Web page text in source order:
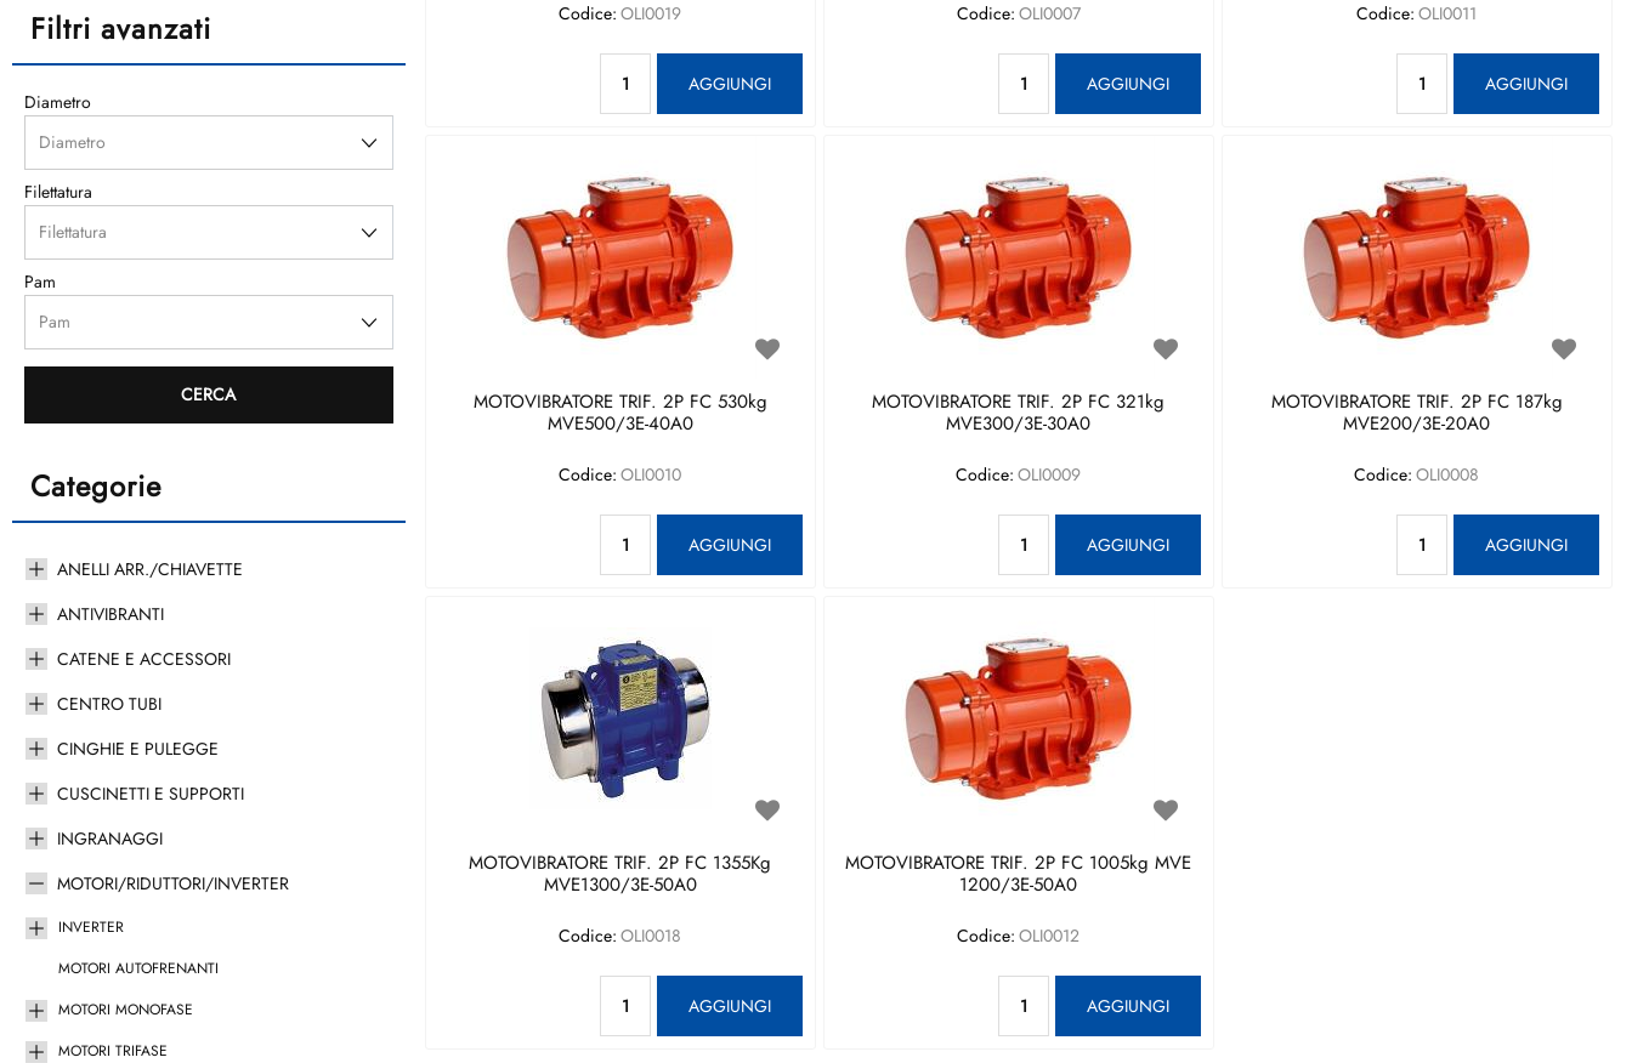
Filtri avanzati
Diametro
Filettatura
Pam
Categorie
ANELLI ARR./CHIAVETTE
ANTIVIBRANTI
CATENE E ACCESSORI
CENTRO TUBI
CINGHIE E PULEGGE
CUSCINETTI E SUPPORTI
INGRANAGGI
MOTORI/RIDUTTORI/INVERTER
INVERTER
MOTORI AUTOFRENANTI
MOTORI MONOFASE
MOTORI TRIFASE
Codice: OLI0019
AGGIUNGI
Codice: OLI0007
AGGIUNGI
Codice: OLI0011
AGGIUNGI
MOTOVIBRATORE TRIF. 2P FC 530kg
MVE500/3E-40A0
Codice: OLI0010
AGGIUNGI
MOTOVIBRATORE TRIF. 2P FC 321kg
MVE300/3E-30A0
Codice: OLI0009
AGGIUNGI
MOTOVIBRATORE TRIF. 2P FC 187kg
MVE200/3E-20A0
Codice: OLI0008
AGGIUNGI
MOTOVIBRATORE TRIF. 2P FC 1355Kg
MVE1300/3E-50A0
Codice: OLI0018
AGGIUNGI
MOTOVIBRATORE TRIF. 2P FC 1005kg MVE
1200/3E-50A0
Codice: OLI0012
AGGIUNGI